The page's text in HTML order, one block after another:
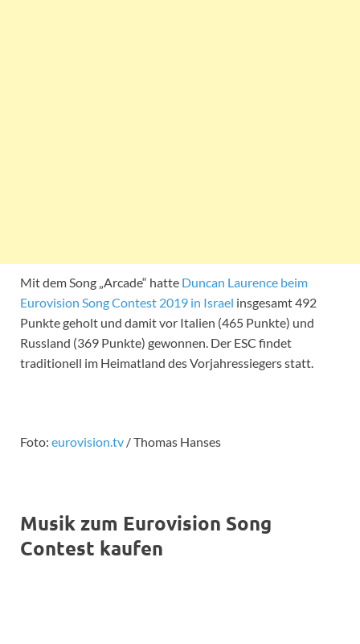
Mit dem Song „Arcade“ hatte Duncan Laurence beim
Eurovision Song Contest 2019 in Israel insgesamt 492
Punkte geholt und damit vor Italien (465 Punkte) und
Russland (369 Punkte) gewonnen. Der ESC findet
traditionell im Heimatland des Vorjahressiegers statt.
Foto: eurovision.tv / Thomas Hanses
Musik zum Eurovision Song
Contest kaufen